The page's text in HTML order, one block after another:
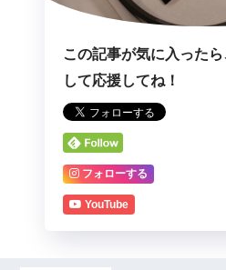
この記事が気に入った
して応援してね！
フォローする
YouTube